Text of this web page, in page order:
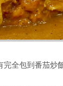
完全包到番茄炒